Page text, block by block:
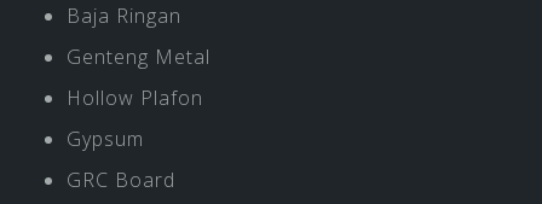
Baja Ringan
Genteng Metal
Hollow Plafon
Gypsum
GRC Board